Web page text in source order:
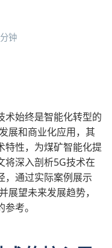
钟
术始终是智能化转型的
展和商业化应用，其
特性，为煤矿智能化提
将深入剖析5G技术在
，通过实际案例展示
展望未来发展趋势，
考。